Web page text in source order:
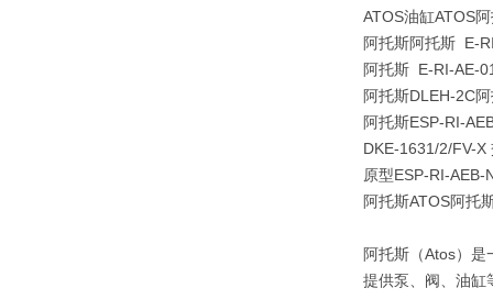
ATOS油缸ATOS
阿托斯阿托斯 E-
阿托斯 E-RI-AE-
阿托斯DLEH-2C
阿托斯ESP-RI-
DKE-1631/2/FV-
原型ESP-RI-
阿托斯ATOS阿托
阿托斯（Atos）
提供泵、阀、油缸